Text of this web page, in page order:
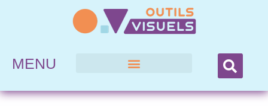
MENU